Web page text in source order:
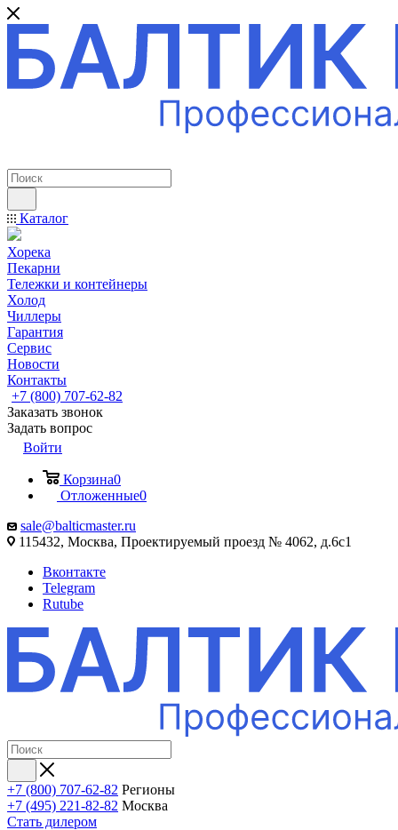
Каталог
Хорека
Пекарни
Тележки и контейнеры
Холод
Чиллеры
Гарантия
Сервис
Новости
Контакты
+7 (800) 707-62-82
Заказать звонок
Задать вопрос
Войти
Корзина0
Отложенные0
sale@balticmaster.ru
115432, Москва, Проектируемый проезд № 4062, д.6с1
Вконтакте
Telegram
Rutube
+7 (800) 707-62-82 Регионы
+7 (495) 221-82-82 Москва
Стать дилером